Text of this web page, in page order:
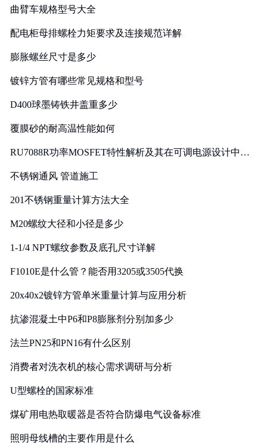
曲臂车规格型号大全
配电柜母排螺栓力矩要求及连接规范详解
膨胀螺丝尺寸是多少
镀锌方管有哪些常见规格和型号
D400球墨铸铁井盖重多少
覆膜砂的耐高温性能如何
RU7088R功率MOSFET特性解析及其在可调电源设计中的
不锈钢通风 管道施工
201不锈钢重量计算方法大全
M20螺纹大径和小径是多少
1-1/4 NPT螺纹参数及底孔尺寸详解
F1010E是什么管？能否用3205或3505代换
20x40x2镀锌方管单米重量计算与应用分析
抗渗混凝土中P6和P8膨胀剂分别加多少
法兰PN25和PN16有什么区别
消费者对洗衣机的核心需求调研与分析
U型螺栓的国家标准
煤矿用电热取暖器是否符合防爆电气设备标准
照明母线槽的主要作用是什么